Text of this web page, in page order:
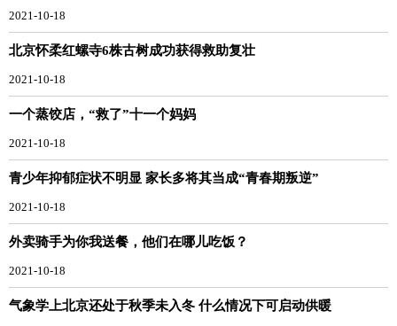
2021-10-18
北京怀柔红螺寺6株古树成功获得救助复壮
2021-10-18
一个蒸饺店，“救了”十一个妈妈
2021-10-18
青少年抑郁症状不明显 家长多将其当成“青春期叛逆”
2021-10-18
外卖骑手为你我送餐，他们在哪儿吃饭？
2021-10-18
气象学上北京还处于秋季未入冬 什么情况下可启动供暖